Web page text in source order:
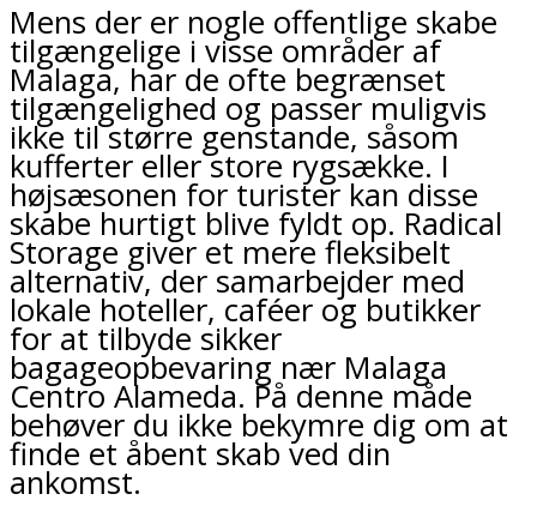
Mens der er nogle offentlige skabe
tilgængelige i visse områder af
Malaga, har de ofte begrænset
tilgængelighed og passer muligvis
ikke til større genstande, såsom
kufferter eller store rygsække. I
højsæsonen for turister kan disse
skabe hurtigt blive fyldt op. Radical
Storage giver et mere fleksibelt
alternativ, der samarbejder med
lokale hoteller, caféer og butikker
for at tilbyde sikker
bagageopbevaring nær Malaga
Centro Alameda. På denne måde
behøver du ikke bekymre dig om at
finde et åbent skab ved din
ankomst.